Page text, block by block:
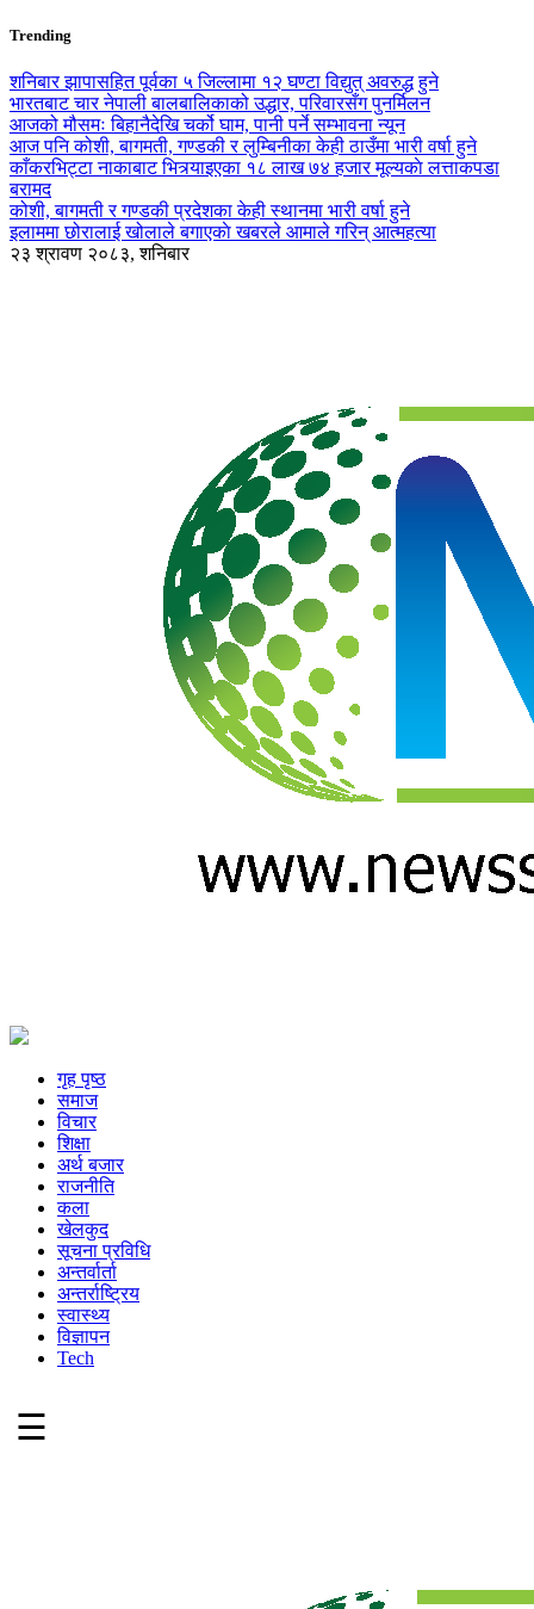
Trending
शनिबार झापासहित पूर्वका ५ जिल्लामा १२ घण्टा विद्युत् अवरुद्ध हुने
भारतबाट चार नेपाली बालबालिकाको उद्धार, परिवारसँग पुनर्मिलन
आजको मौसमः बिहानैदेखि चर्को घाम, पानी पर्ने सम्भावना न्यून
आज पनि कोशी, बागमती, गण्डकी र लुम्बिनीका केही ठाउँमा भारी वर्षा हुने
काँकरभिट्टा नाकाबाट भित्र्याइएका १८ लाख ७४ हजार मूल्यकाे लत्ताकपडा
बरामद
कोशी, बागमती र गण्डकी प्रदेशका केही स्थानमा भारी वर्षा हुने
इलाममा छोरालाई खोलाले बगाएकाे खबरले आमाले गरिन् आत्महत्या
२३ श्रावण २०८३, शनिबार
गृह पृष्ठ
समाज
विचार
शिक्षा
अर्थ बजार
राजनीति
कला
खेलकुद
सूचना प्रविधि
अन्तर्वार्ता
अन्तर्राष्ट्रिय
स्वास्थ्य
विज्ञापन
Tech
☰